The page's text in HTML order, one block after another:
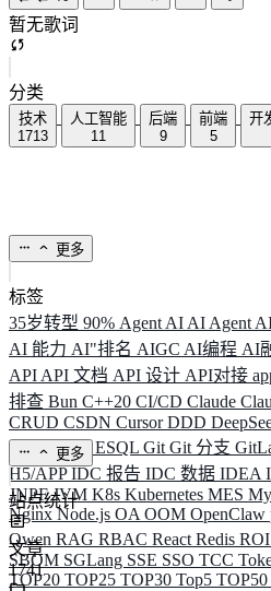
暂无歌词
分类
技术
1713
人工智能
11
后端
9
前端
5
开
更多
标签
35岁转型 90% AgentAIAI Agent
AI 能力 AI"排名 AIGC AI编程 AI
APIAPI 文档 API 设计 API对接
排查 Bun C++20 CI/CD Claude
CRUD CSDN CursorDDD
ELK ElysiaESQL GitGit 分支
H5/APPIDC 报告 IDC 数据 IDEA
JNPFJVM K8s Kubernetes MES
NginxNode.js OAOOM OpenClaw
Qwen RAG RBAC ReactRedis ROI
SBOM SGLang SSE SSO TCC
TOP20 TOP25 TOP30 Top5 TOP50
更多
站点统计
文章
1741